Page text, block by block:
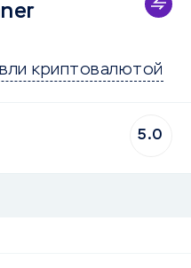
криптовалютой
5.0